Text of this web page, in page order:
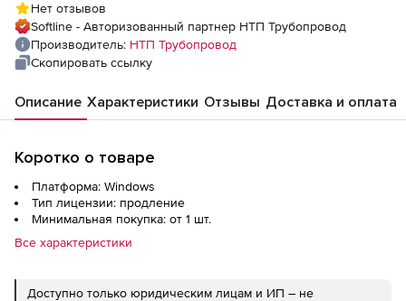
Теплообменники) + &quot;Штуцер -
МКЭ&quot;, сетевое рабочее место, с
предыдущих версий
Нет отзывов
Softline - Авторизованный партнер НТП Трубопровод
Производитель: НТП Трубопровод
Скопировать ссылку
Описание Характеристики Отзывы Доставка и оплата
Коротко о товаре
Платформа: Windows
Тип лицензии: продление
Минимальная покупка: от 1 шт.
Все характеристики
Доступно только юридическим лицам и ИП – не